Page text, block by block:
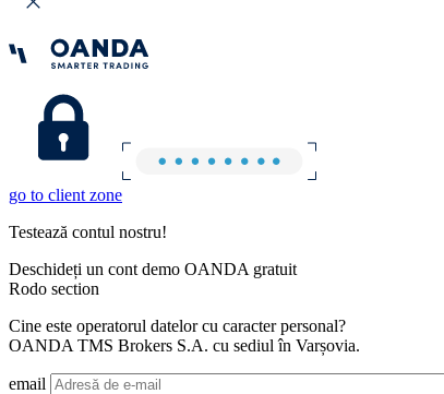
go to client zone
Testează contul nostru!
Deschideți un cont demo OANDA gratuit
Rodo section
Cine este operatorul datelor cu caracter personal?
OANDA TMS Brokers S.A. cu sediul în Varșovia.
email